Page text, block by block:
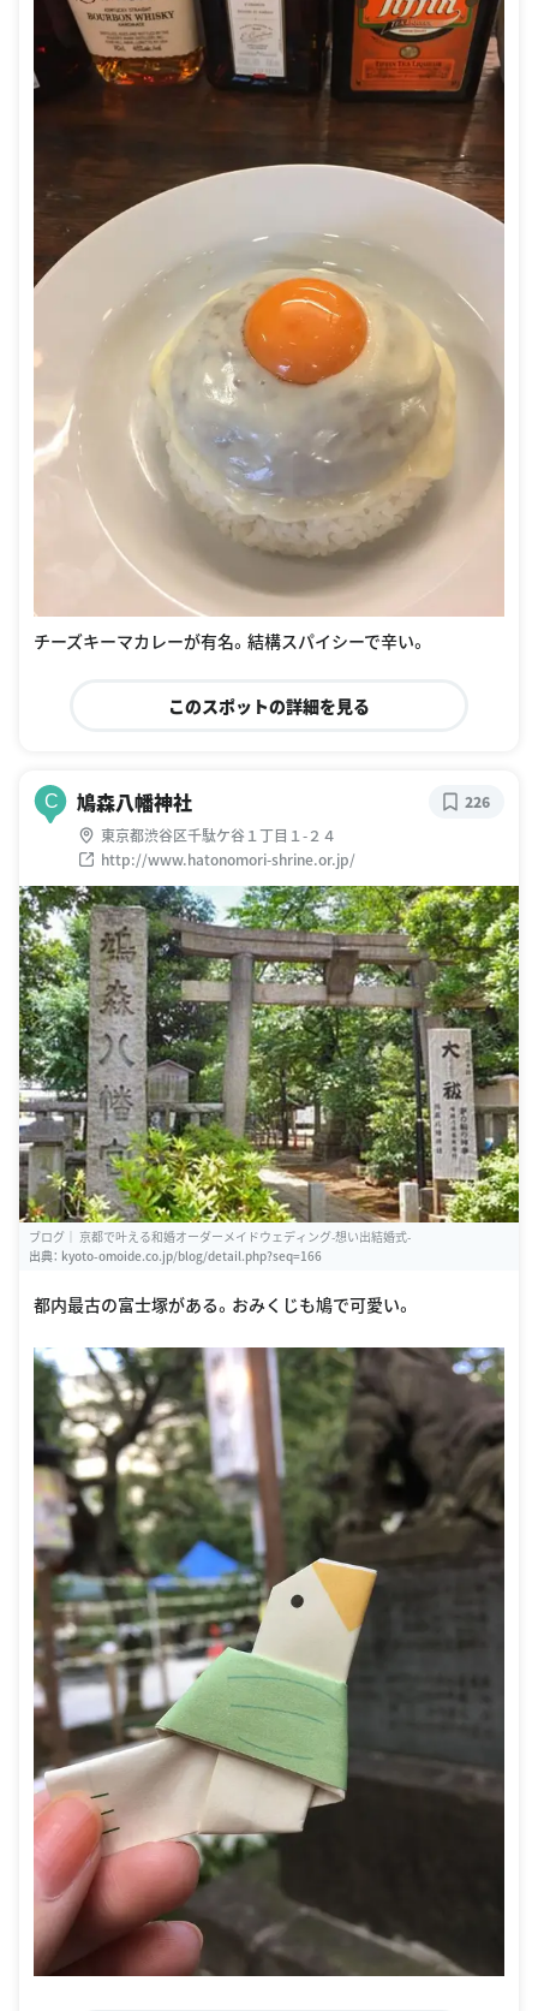
チーズキーマカレーが有名。結構スパイシーで辛い。
このスポットの詳細を見る
C 鳩森八幡神社
東京都渋谷区千駄ケ谷１丁目１-２４
http://www.hatonomori-shrine.or.jp/
226
ブログ｜ 京都で叶える和婚オーダーメイドウェディング-想い出結婚式-
出典： kyoto-omoide.co.jp/blog/detail.php?seq=166
都内最古の富士塚がある。おみくじも鳩で可愛い。